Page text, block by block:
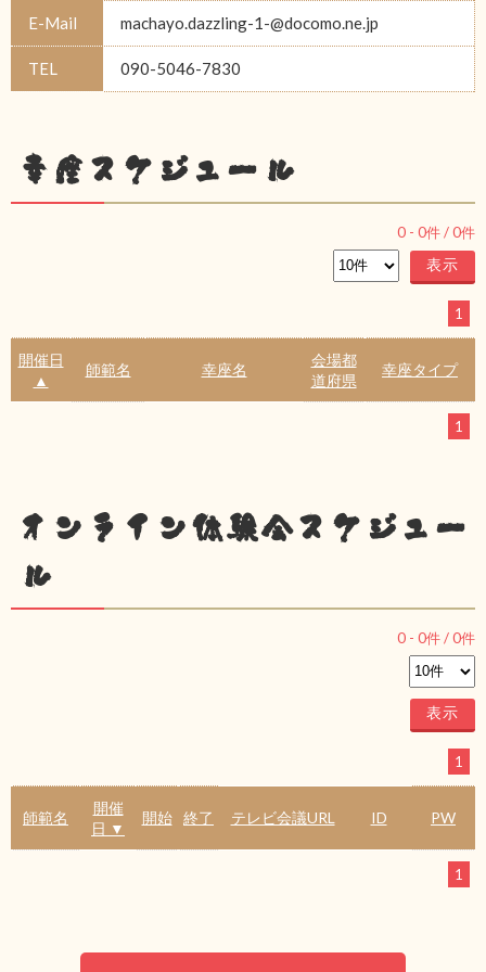
E-Mail machayo.dazzling-1-@docomo.ne.jp
TEL 090-5046-7830
幸座スケジュール
0 - 0件 /0件
1
開催日
▲
師範名 幸座名
会場都
道府県
幸座タイプ
1
オンライン体験会スケジュー
ル
0 - 0件 /0件
1
師範名
開催
日 ▼
開始 終了 テレビ会議URL ID PW
1